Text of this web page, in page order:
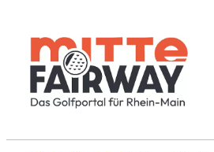
Inhalt
springen